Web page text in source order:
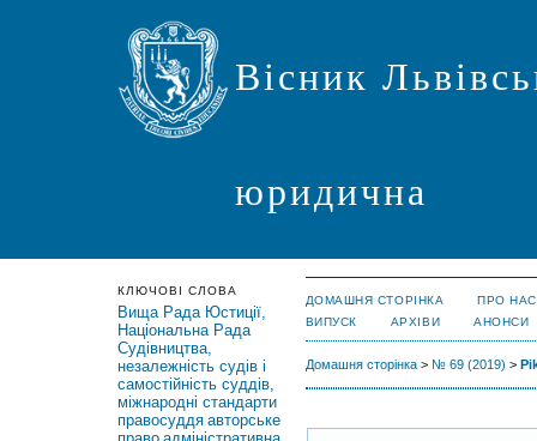
Вісник
юридична
КЛЮЧОВІ СЛОВА
Вища Рада Юстиції,
Національна Рада
Судівництва,
незалежність судів і
самостійність суддів,
міжнародні стандарти
правосуддя авторське
ДОМАШНЯ СТОРІНКА
ПРО НАС
ВИПУСК
АРХІВИ АНОНСИ
Домашня сторінка> № 69 (2019) >